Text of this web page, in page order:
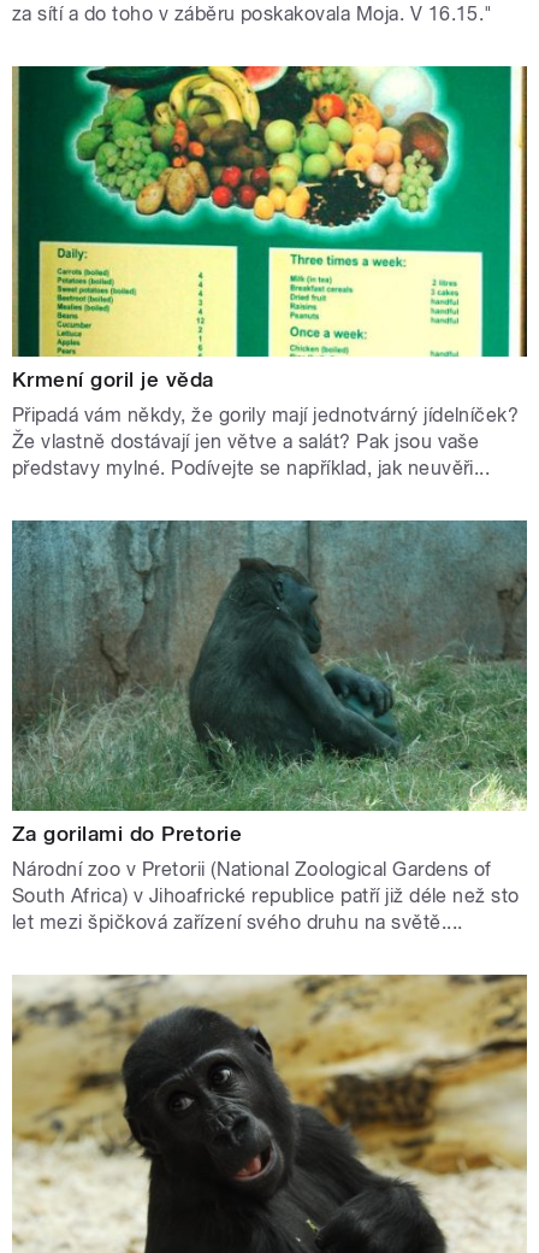
za sítí a do toho v záběru poskakovala Moja. V 16.15."
Krmení goril je věda
Připadá vám někdy, že gorily mají jednotvárný jídelníček?
Že vlastně dostávají jen větve a salát? Pak jsou vaše
představy mylné. Podívejte se například, jak neuvěři...
Za gorilami do Pretorie
Národní zoo v Pretorii (National Zoological Gardens of
South Africa) v Jihoafrické republice patří již déle než sto
let mezi špičková zařízení svého druhu na světě....